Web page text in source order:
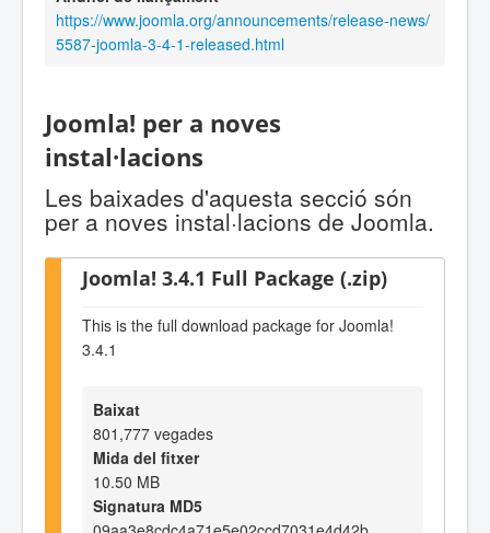
https://www.joomla.org/announcements/release-news/
5587-joomla-3-4-1-released.html
Joomla! per a noves
instal·lacions
Les baixades d'aquesta secció són
per a noves instal·lacions de Joomla.
Joomla! 3.4.1 Full Package (.zip)
This is the full download package for Joomla!
3.4.1
Baixat
801,777 vegades
Mida del fitxer
10.50 MB
Signatura MD5